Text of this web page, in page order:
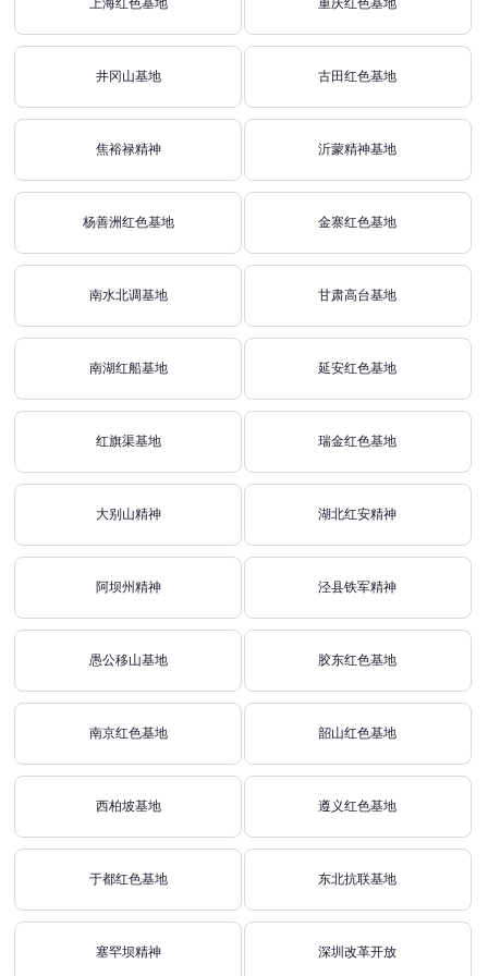
上海红色基地 重庆红色基地
井冈山基地 古田红色基地
焦裕禄精神 沂蒙精神基地
杨善洲红色基地 金寨红色基地
南水北调基地 甘肃高台基地
南湖红船基地 延安红色基地
红旗渠基地 瑞金红色基地
大别山精神 湖北红安精神
阿坝州精神 泾县铁军精神
愚公移山基地 胶东红色基地
南京红色基地 韶山红色基地
西柏坡基地 遵义红色基地
于都红色基地 东北抗联基地
塞罕坝精神 深圳改革开放